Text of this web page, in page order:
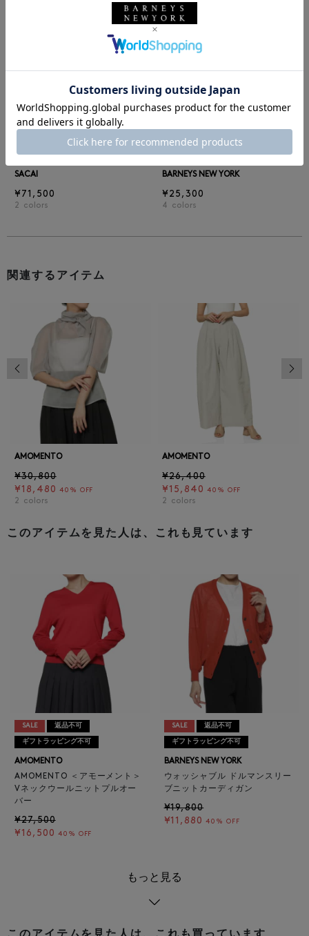
SACAI
¥71,500
2 colors
BARNEYS NEW YORK
¥25,300
4 colors
関連するアイテム
AMOMENTO
¥30,800
¥18,480 40% OFF
2 colors
AMOMENTO
¥26,400
¥15,840 40% OFF
2 colors
前の画像
このアイテムを見た人は、これも見ています
SALE 返品不可
ギフトラッピング不可
AMOMENTO
AMOMENTO ＜アモーメント＞
Vネックウールニットプルオー
バー
¥27,500
¥16,500 40% OFF
SALE 返品不可
ギフトラッピング不可
BARNEYS NEW YORK
ウォッシャブル ドルマンスリー
ブニットカーディガン
¥19,800
¥11,880 40% OFF
もっと見る